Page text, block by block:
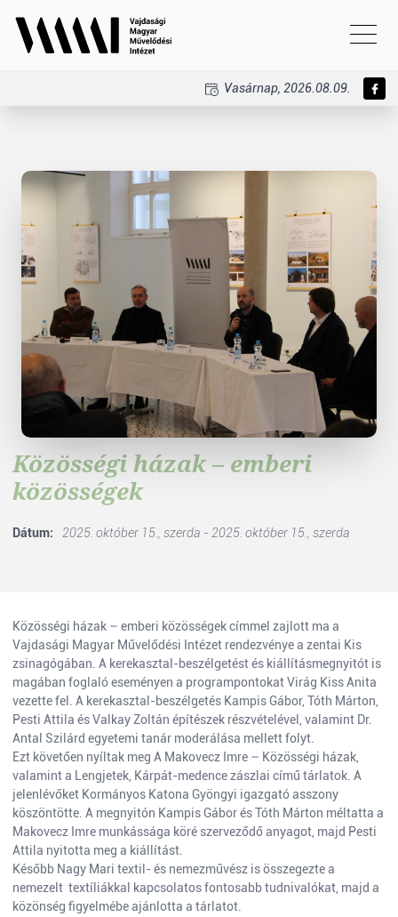
Vasárnap, 2026.08.09.
Közösségi házak – emberi
közösségek
Dátum: 2025. október 15., szerda - 2025. október 15., szerda
Közösségi házak – emberi közösségek címmel zajlott ma a
Vajdasági Magyar Művelődési Intézet rendezvénye a zentai Kis
zsinagógában. A kerekasztal-beszélgetést és kiállításmegnyitót is
magában foglaló eseményen a programpontokat Virág Kiss Anita
vezette fel. A kerekasztal-beszélgetés Kampis Gábor, Tóth Márton,
Pesti Attila és Valkay Zoltán építészek részvételével, valamint Dr.
Antal Szilárd egyetemi tanár moderálása mellett folyt.
Ezt követően nyíltak meg A Makovecz Imre – Közösségi házak,
valamint a Lengjetek, Kárpát-medence zászlai című tárlatok. A
jelenlévőket Kormányos Katona Gyöngyi igazgató asszony
köszöntötte. A megnyitón Kampis Gábor és Tóth Márton méltatta a
Makovecz Imre munkássága köré szerveződő anyagot, majd Pesti
Attila nyitotta meg a kiállítást.
Később Nagy Mari textil- és nemezművész is összegezte a
nemezelt textíliákkal kapcsolatos fontosabb tudnivalókat, majd a
közönség figyelmébe ajánlotta a tárlatot.